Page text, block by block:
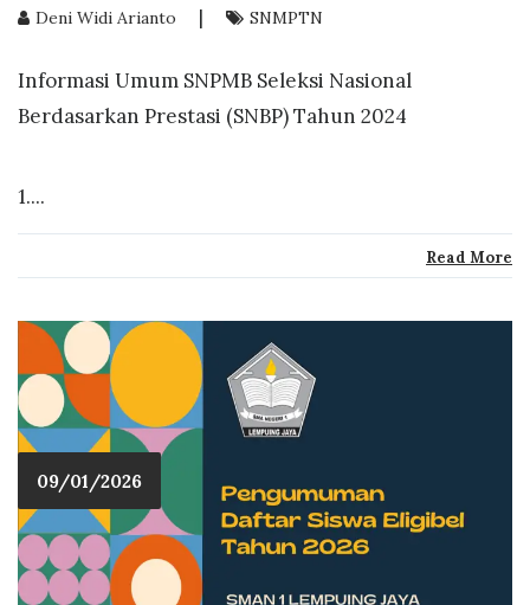
Deni Widi Arianto | SNMPTN
Informasi Umum SNPMB Seleksi Nasional
Berdasarkan Prestasi (SNBP) Tahun 2024
1....
Read More
09/01/2026